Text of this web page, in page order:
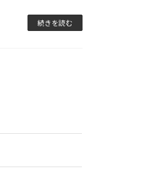
続きを読む